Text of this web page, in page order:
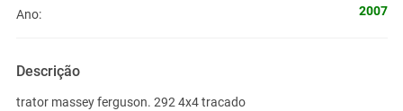
Ano: 2007
Descrição
trator massey ferguson. 292 4x4 tracado